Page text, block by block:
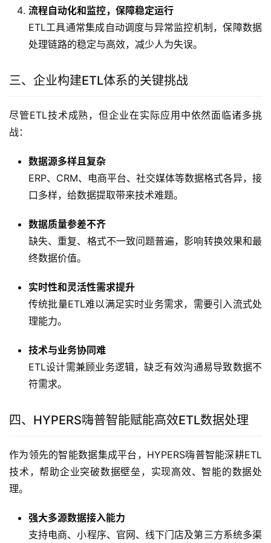
流程自动化和监控，保障稳定运行
ETL工具通常集成自动调度与异常监控机制，保障数据
处理链路的稳定与高效，减少人为失误。
三、企业构建ETL体系的关键挑战
尽管ETL技术成熟，但企业在实际应用中依然面临诸多挑
战：
数据源多样且复杂
ERP、CRM、电商平台、社交媒体等数据格式各异，接
口多样，给数据提取带来技术难题。
数据质量参差不齐
缺失、重复、格式不一致问题普遍，影响转换效果和最
终数据价值。
实时性和灵活性需求提升
传统批量ETL难以满足实时业务需求，需要引入流式处
理能力。
技术与业务协同难
ETL设计需兼顾业务逻辑，缺乏有效沟通易导致数据不
符需求。
四、HYPERS嗨普智能赋能高效ETL数据处理
作为领先的智能数据集成平台，HYPERS嗨普智能深耕ETL
技术，帮助企业突破数据壁垒，实现高效、智能的数据处
理。
强大多源数据接入能力
支持电商、小程序、官网、线下门店及第三方系统多渠